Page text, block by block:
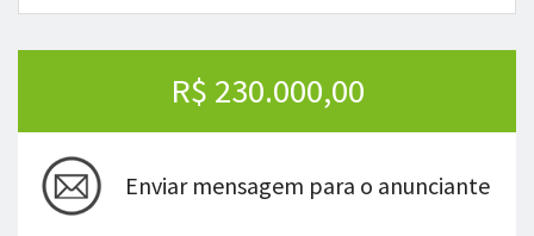
R$ 230.000,00
Enviar mensagem para o anunciante